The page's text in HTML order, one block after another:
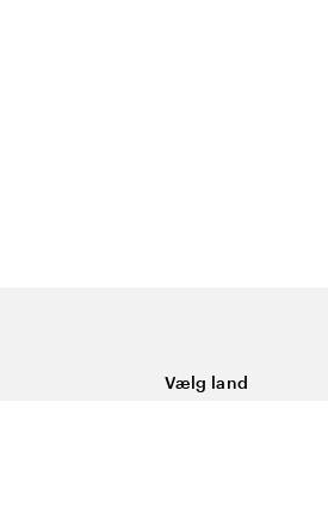
Vælg land